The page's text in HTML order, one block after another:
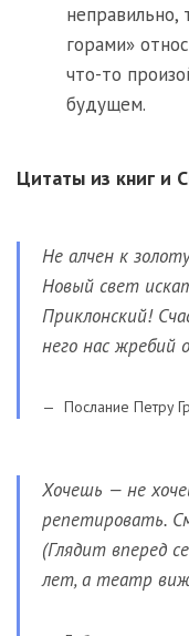
неправильно,
горами»
что-то
будущем.
Цитаты из книг и
Не алчен к
Новый свет
Приклонский!
него нас жребий
Послание Петру
Хочешь — не
репетировать.
(Глядит вперед
лет, а театр